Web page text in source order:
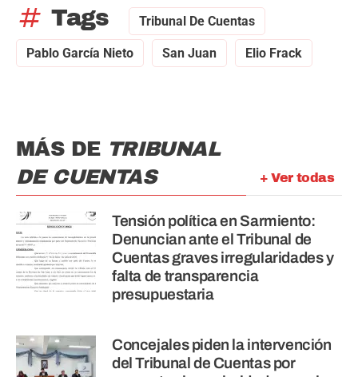
tag Tags Tribunal De Cuentas
Pablo García Nieto San Juan Elio Frack
+ Ver todas
MÁS DE TRIBUNAL
DE CUENTAS
Tensión política en Sarmiento:
Denuncian ante el Tribunal de
Cuentas graves irregularidades y
falta de transparencia
presupuestaria
Concejales piden la intervención
del Tribunal de Cuentas por